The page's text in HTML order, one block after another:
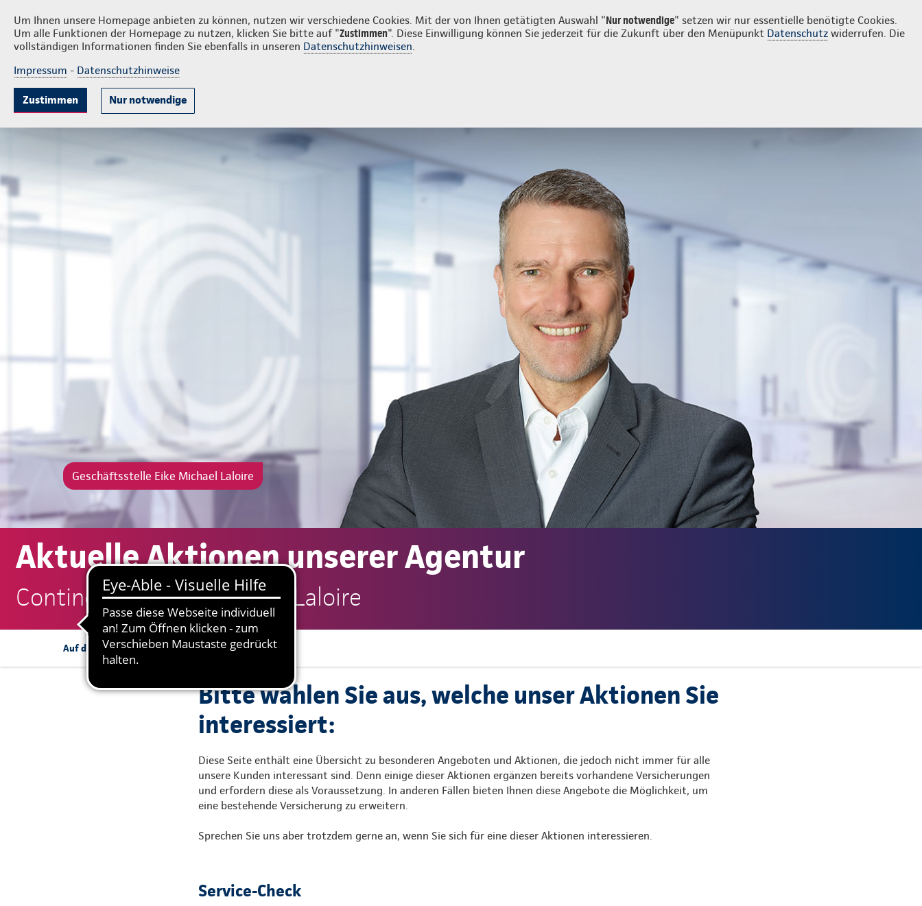
Um Ihnen unsere Homepage anbieten zu können, nutzen wir verschiedene Cookies. Mit der von Ihnen getätigten Auswahl "Nur notwendige" setzen wir nur essentielle benötigte Cookies.
Um alle Funktionen der Homepage zu nutzen, klicken Sie bitte auf "Zustimmen". Diese Einwilligung können Sie jederzeit für die Zukunft über den Menüpunkt Datenschutz widerrufen. Die
vollständigen Informationen finden Sie ebenfalls in unseren Datenschutzhinweisen.
Impressum - Datenschutzhinweise
Zustimmen Nur notwendige
Eike Michael Laloire PrivatkundenFirmenkunden Login Kontakt 02422 9597707
KrankenversicherungLebensversicherung
Geschäftsstelle Eike Michael Laloire
Geschäftsstelle Eike Michael Laloire
Aktuelle Aktionen unserer Agentur
Continentale: Eike Michael Laloire
Auf dieser Seite: Mehr Informationen
Bitte wählen Sie aus, welche unser Aktionen Sie
interessiert:
Diese Seite enthält eine Übersicht zu besonderen Angeboten und Aktionen, die jedoch nicht immer für alle
unsere Kunden interessant sind. Denn einige dieser Aktionen ergänzen bereits vorhandene Versicherungen
und erfordern diese als Voraussetzung. In anderen Fällen bieten Ihnen diese Angebote die Möglichkeit, um
eine bestehende Versicherung zu erweitern.
Sprechen Sie uns aber trotzdem gerne an, wenn Sie sich für eine dieser Aktionen interessieren.
Service-Check